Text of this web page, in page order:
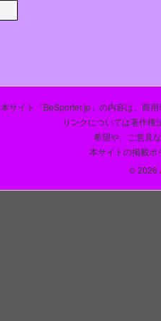
本サイト「BeSporter.jp」の内容は、商
リンクについては著作権
希望や、ご意見
本サイトの掲載ポ
© 2026